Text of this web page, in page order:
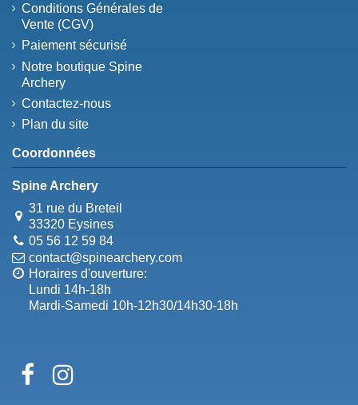
Conditions Générales de
Vente (CGV)
Paiement sécurisé
Notre boutique Spine
Archery
Contactez-nous
Plan du site
Coordonnées
Spine Archery
31 rue du Breteil
33320 Eysines
05 56 12 59 84
contact@spinearchery.com
Horaires d'ouverture:
Lundi 14h-18h
Mardi-Samedi 10h-12h30/14h30-18h